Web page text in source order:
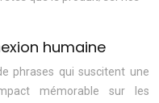
humaine
phrases qui suscitent une
mémorable sur les